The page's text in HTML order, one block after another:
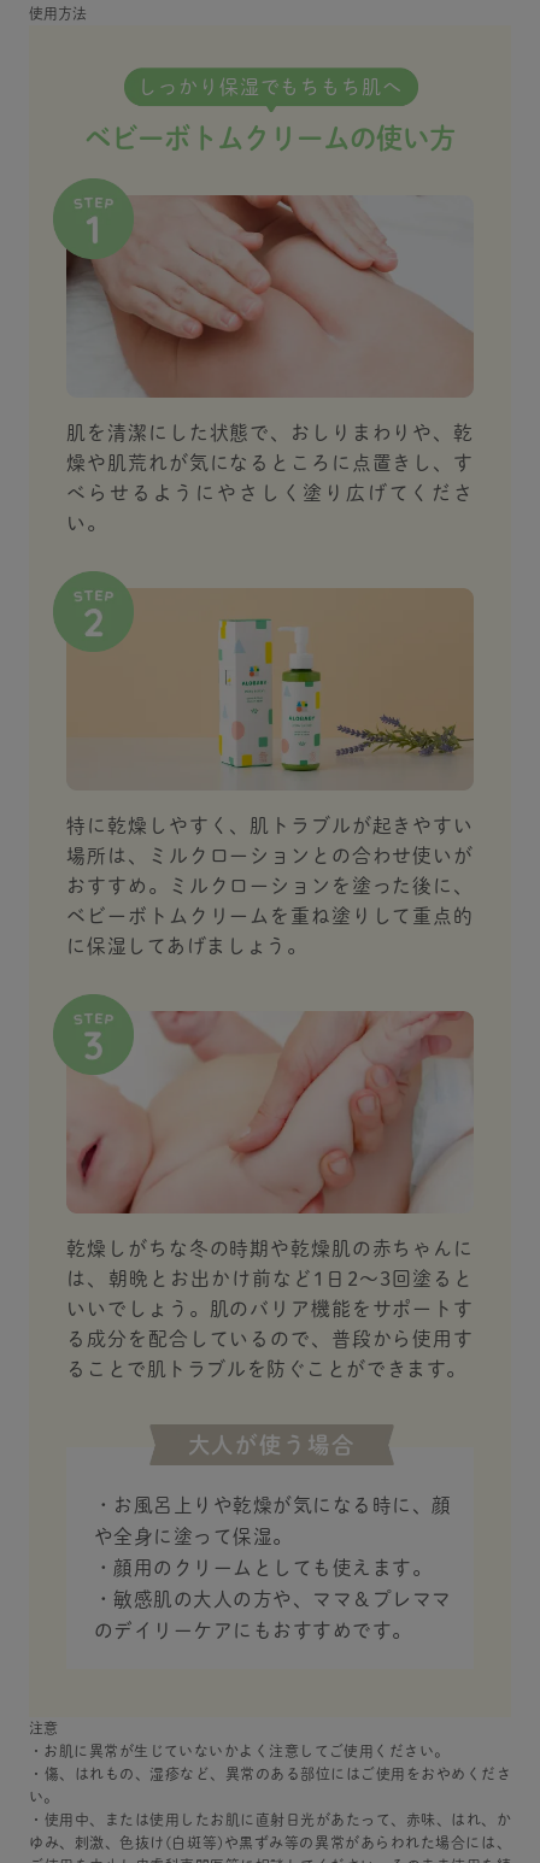
使用方法
しっかり保湿でもちもち肌へ
ベビーボトムクリームの使い方
肌を清潔にした状態で、おしりまわりや、乾
燥や肌荒れが気になるところに点置きし、す
べらせるようにやさしく塗り広げてくださ
い。
特に乾燥しやすく、肌トラブルが起きやすい
場所は、ミルクローションとの合わせ使いが
おすすめ。ミルクローションを塗った後に、
ベビーボトムクリームを重ね塗りして重点的
に保湿してあげましょう。
乾燥しがちな冬の時期や乾燥肌の赤ちゃんに
は、朝晩とお出かけ前など1日2～3回塗ると
いいでしょう。肌のバリア機能をサポートす
る成分を配合しているので、普段から使用す
ることで肌トラブルを防ぐことができます。
大人が使う場合
・お風呂上りや乾燥が気になる時に、顔
や全身に塗って保湿。
・顔用のクリームとしても使えます。
・敏感肌の大人の方や、ママ＆プレママ
のデイリーケアにもおすすめです。
注意
・お肌に異常が生じていないかよく注意してご使用ください。
・傷、はれもの、湿疹など、異常のある部位にはご使用をおやめくださ
い。
・使用中、または使用したお肌に直射日光があたって、赤味、はれ、か
ゆみ、刺激、色抜け(白斑等)や黒ずみ等の異常があらわれた場合には、